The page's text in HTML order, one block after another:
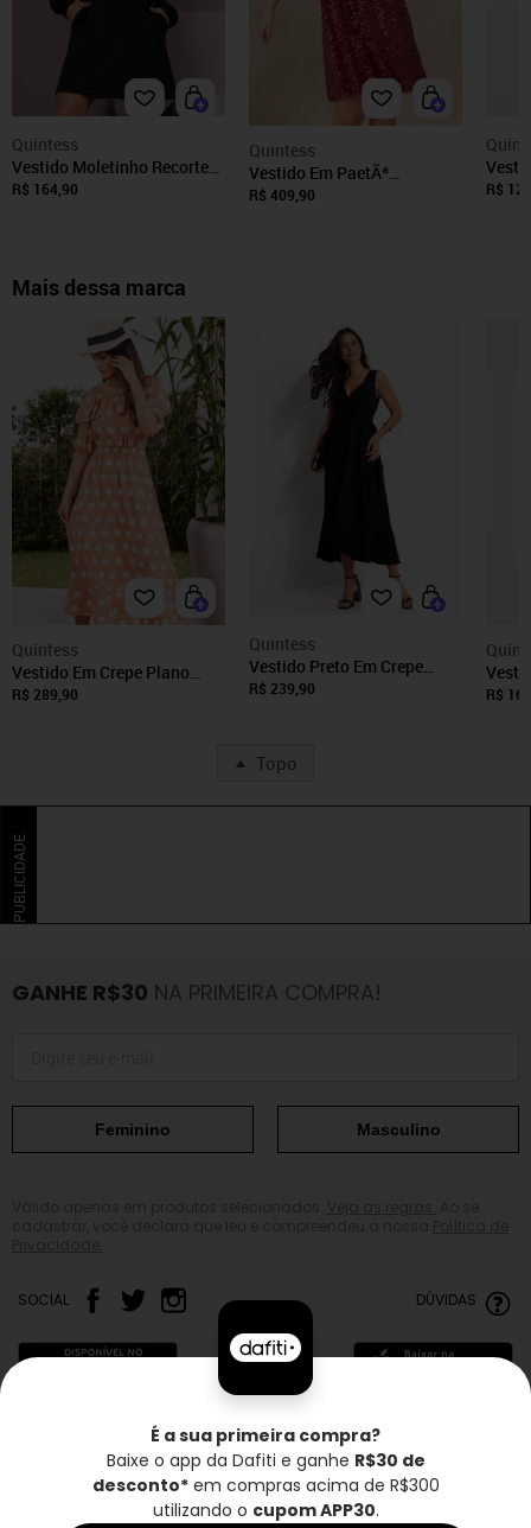
Quintess
Vestido Moletinho Recortes
E Bolsos Curto Colorido
R$ 164,90
Quintess
Vestido Em PaetÃª
Vermelho Quintess
R$ 409,90 R$
Mais dessa marca
Quintess
Vestido Em Crepe Plano
Nude Quintess
R$ 289,90
Quintess
Vestido Preto Em Crepe
Plano Quintess
R$ 239,90
Preto
R$
Topo
PUBLICIDADE
GANHE R$30 NA PRIMEIRA COMPRA!
Feminino Masculino
SOCIAL DÚVIDAS
Frete grátis* Troca grátis Entrega rápida
É a sua primeira compra?
Baixe o app da Dafiti e ganhe R$30 de
desconto*em compras acima de R$300
utilizando o cupom APP30.